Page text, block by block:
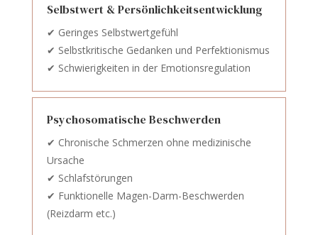
Selbstwert & Persönlichkeitsentwicklung
✔ Geringes Selbstwertgefühl
✔ Selbstkritische Gedanken und Perfektionismus
✔ Schwierigkeiten in der Emotionsregulation
Psychosomatische Beschwerden
✔ Chronische Schmerzen ohne medizinische
Ursache
✔ Schlafstörungen
✔ Funktionelle Magen-Darm-Beschwerden
(Reizdarm etc.)